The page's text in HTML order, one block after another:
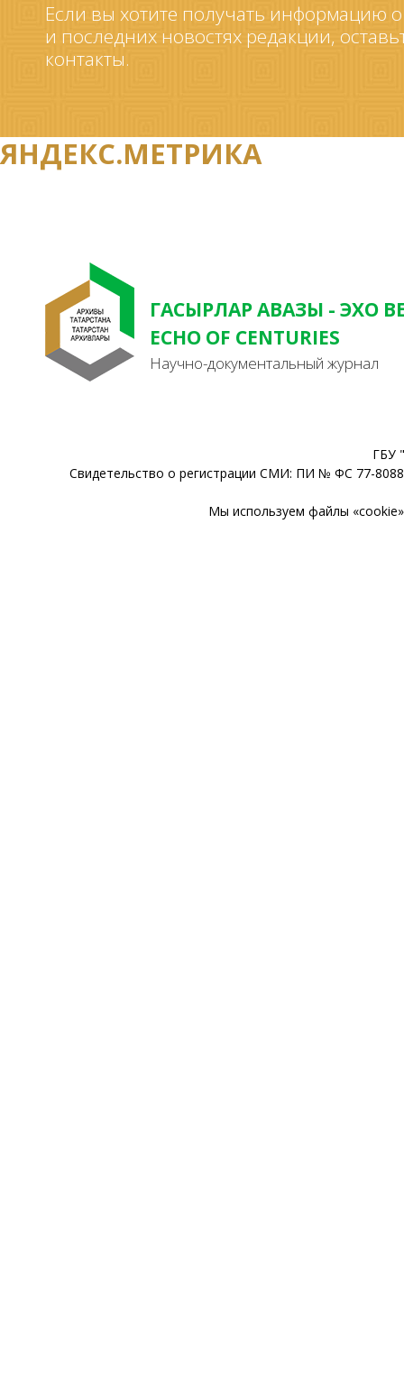
Если вы хотите получать информацию
и последних новостях редакции,
контакты.
ЯНДЕКС.МЕТРИКА
ГАСЫРЛАР АВАЗЫ - ЭХО
ECHO OF CENTURIES
Научно-документальный журнал
ГБУ
Свидетельство о регистрации СМИ: ПИ № ФС 77-
Мы используем файлы «cookie»